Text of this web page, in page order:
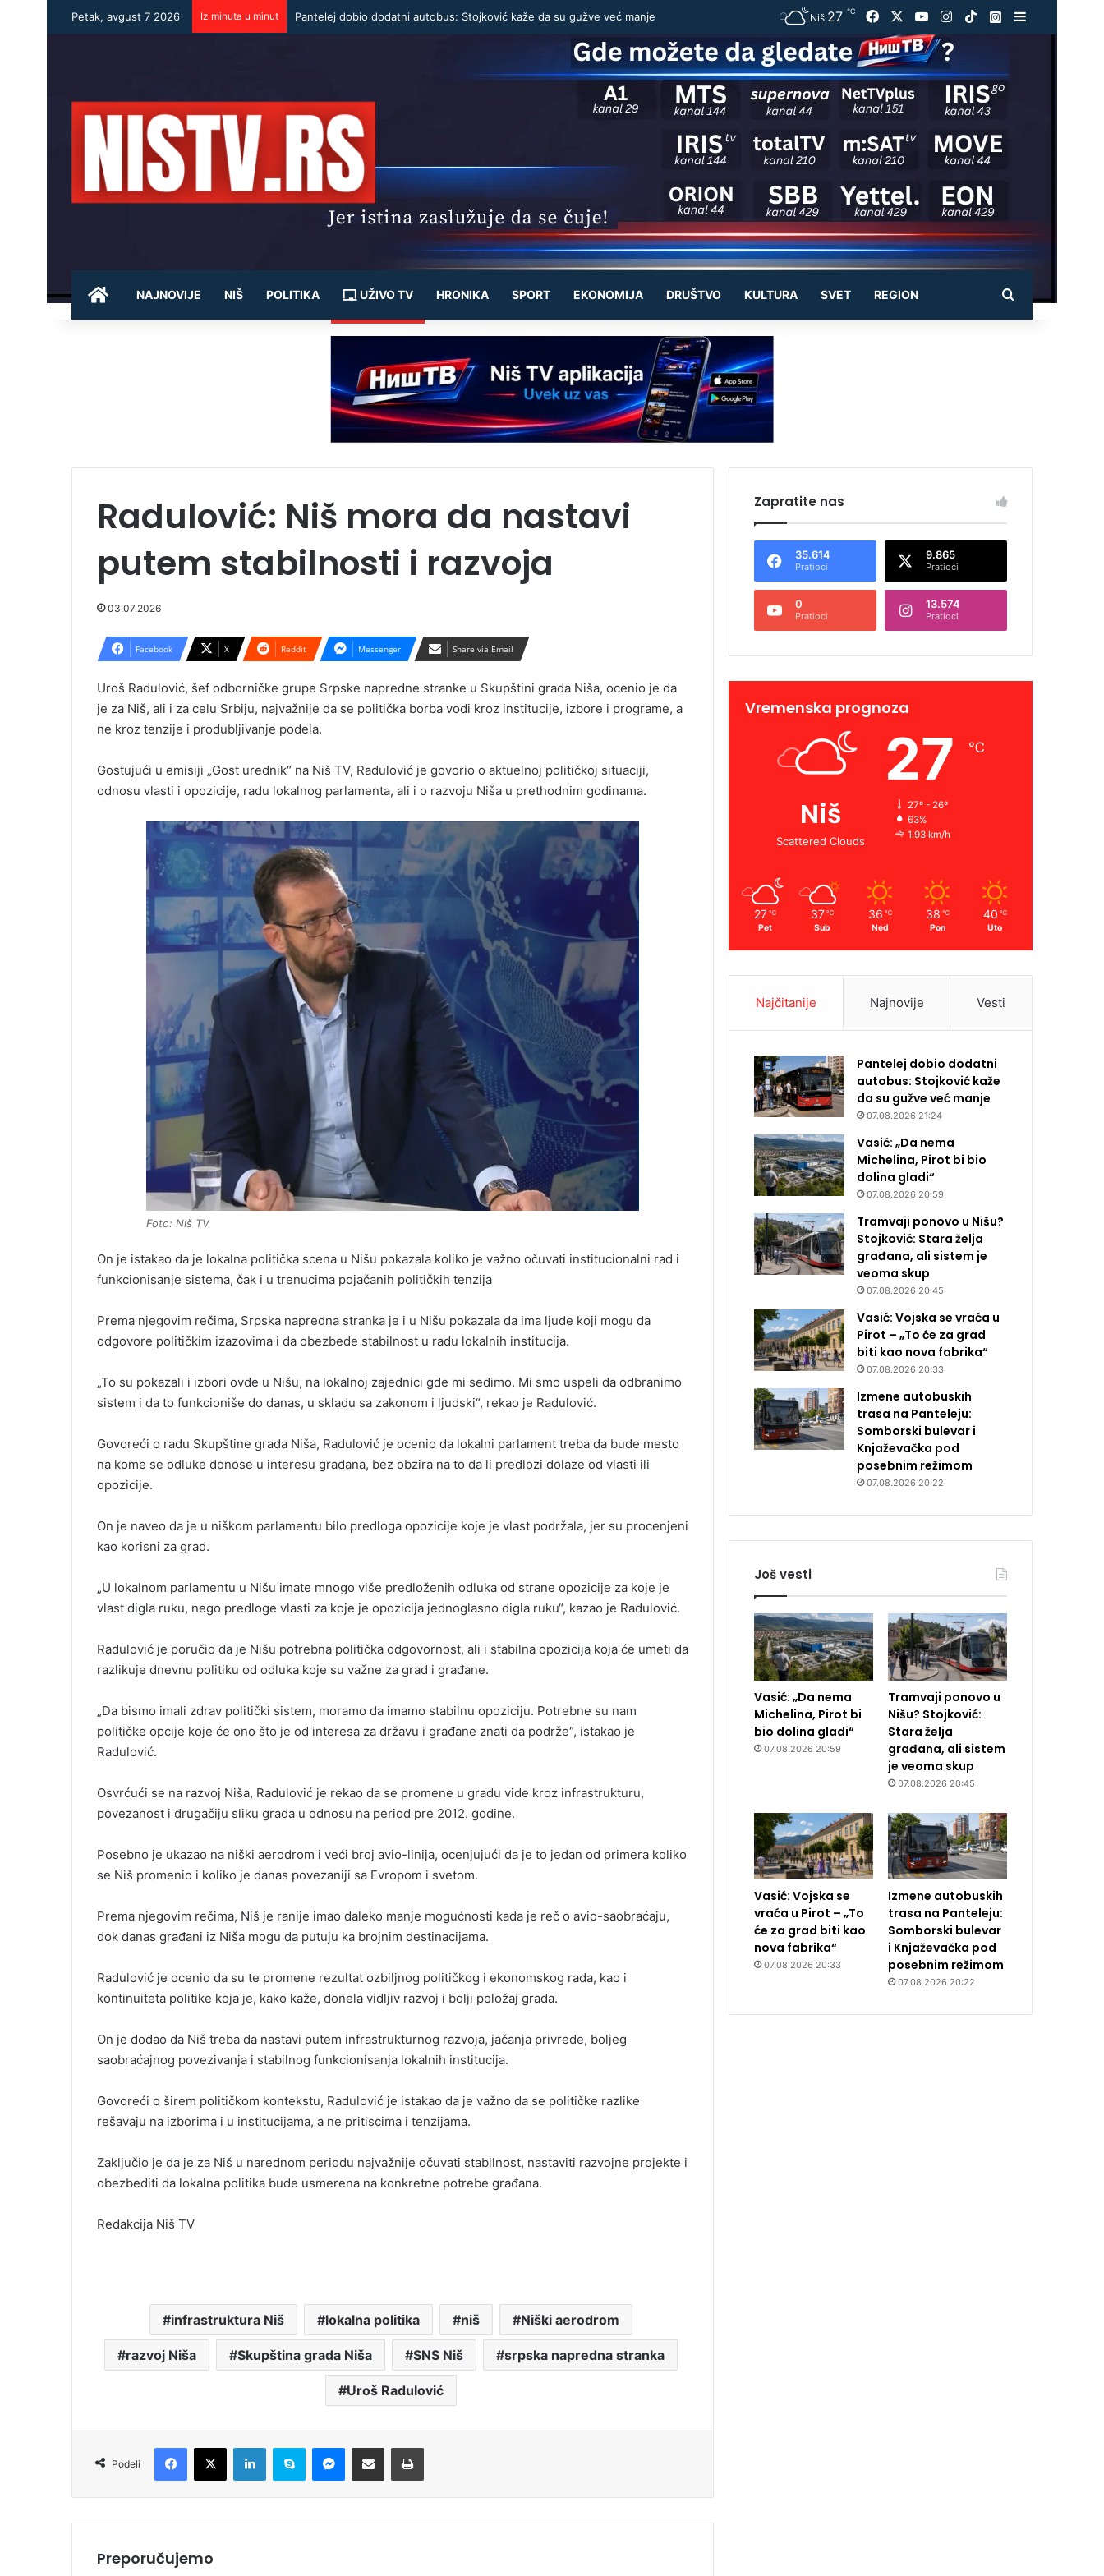
Petak, avgust 7 2026 Iz minuta u minut Pantelej dobio dodatni autobus: Stojković kaže da su gužve već manje Niš 27 ℃ Facebook YouTubeInstagram
TikTokInstagram
POČETNA
NAJNOVIJE NIŠ POLITIKA UŽIVO TV HRONIKA SPORT EKONOMIJA DRUŠTVO KULTURA SVET REGION Pretraži
Radulović: Niš mora da nastavi
putem stabilnosti i razvoja
03.07.2026
Facebook X Reddit Messenger Share via Email
Uroš Radulović, šef odborničke grupe Srpske napredne stranke u Skupštini grada Niša, ocenio je da
je za Niš, ali i za celu Srbiju, najvažnije da se politička borba vodi kroz institucije, izbore i programe, a
ne kroz tenzije i produbljivanje podela.
Gostujući u emisiji „Gost urednik“ na Niš TV, Radulović je govorio o aktuelnoj političkoj situaciji,
odnosu vlasti i opozicije, radu lokalnog parlamenta, ali i o razvoju Niša u prethodnim godinama.
Foto: Niš TV
On je istakao da je lokalna politička scena u Nišu pokazala koliko je važno očuvati institucionalni rad i
funkcionisanje sistema, čak i u trenucima pojačanih političkih tenzija
Prema njegovim rečima, Srpska napredna stranka je i u Nišu pokazala da ima ljude koji mogu da
odgovore političkim izazovima i da obezbede stabilnost u radu lokalnih institucija.
„To su pokazali i izbori ovde u Nišu, na lokalnoj zajednici gde mi sedimo. Mi smo uspeli da odbranimo
sistem i da to funkcioniše do danas, u skladu sa zakonom i ljudski“, rekao je Radulović.
Govoreći o radu Skupštine grada Niša, Radulović je ocenio da lokalni parlament treba da bude mesto
na kome se odluke donose u interesu građana, bez obzira na to da li predlozi dolaze od vlasti ili
opozicije.
On je naveo da je u niškom parlamentu bilo predloga opozicije koje je vlast podržala, jer su procenjeni
kao korisni za grad.
„U lokalnom parlamentu u Nišu imate mnogo više predloženih odluka od strane opozicije za koje je
vlast digla ruku, nego predloge vlasti za koje je opozicija jednoglasno digla ruku“, kazao je Radulović.
Radulović je poručio da je Nišu potrebna politička odgovornost, ali i stabilna opozicija koja će umeti da
razlikuje dnevnu politiku od odluka koje su važne za grad i građane.
„Da bismo imali zdrav politički sistem, moramo da imamo stabilnu opoziciju. Potrebne su nam
političke opcije koje će ono što je od interesa za državu i građane znati da podrže“, istakao je
Radulović.
Osvrćući se na razvoj Niša, Radulović je rekao da se promene u gradu vide kroz infrastrukturu,
povezanost i drugačiju sliku grada u odnosu na period pre 2012. godine.
Posebno je ukazao na niški aerodrom i veći broj avio-linija, ocenjujući da je to jedan od primera koliko
se Niš promenio i koliko je danas povezaniji sa Evropom i svetom.
Prema njegovim rečima, Niš je ranije imao daleko manje mogućnosti kada je reč o avio-saobraćaju,
dok danas građani iz Niša mogu da putuju ka brojnim destinacijama.
Radulović je ocenio da su te promene rezultat ozbiljnog političkog i ekonomskog rada, kao i
kontinuiteta politike koja je, kako kaže, donela vidljiv razvoj i bolji položaj grada.
On je dodao da Niš treba da nastavi putem infrastrukturnog razvoja, jačanja privrede, boljeg
saobraćajnog povezivanja i stabilnog funkcionisanja lokalnih institucija.
Govoreći o širem političkom kontekstu, Radulović je istakao da je važno da se političke razlike
rešavaju na izborima i u institucijama, a ne pritiscima i tenzijama.
Zaključio je da je za Niš u narednom periodu najvažnije očuvati stabilnost, nastaviti razvojne projekte i
obezbediti da lokalna politika bude usmerena na konkretne potrebe građana.
Redakcija Niš TV
infrastruktura Niš lokalna politika niš Niški aerodrom
razvoj Niša Skupština grada Niša SNS Niš srpska napredna stranka
Uroš Radulović
Podeli
Preporučujemo
Zapratite nas
35.614
Pratioci
9.865
Pratioci
0
Pratioci
13.574
Pratioci
Vremenska prognoza
Niš
Scattered Clouds
27 ℃
27º - 26º
63%
1.93 km/h
27 ℃
Pet
37 ℃
Sub
36 ℃
Ned
38 ℃
Pon
40 ℃
Uto
Najčitanije Najnovije Vesti
Pantelej dobio dodatni
autobus: Stojković kaže
da su gužve već manje
07.08.2026 21:24
Vasić: „Da nema
Michelina, Pirot bi bio
dolina gladi“
07.08.2026 20:59
Tramvaji ponovo u Nišu?
Stojković: Stara želja
građana, ali sistem je
veoma skup
07.08.2026 20:45
Vasić: Vojska se vraća u
Pirot – „To će za grad
biti kao nova fabrika“
07.08.2026 20:33
Izmene autobuskih
trasa na Panteleju:
Somborski bulevar i
Knjaževačka pod
posebnim režimom
07.08.2026 20:22
Još vesti
Vasić: „Da nema
Michelina, Pirot bi
bio dolina gladi“
07.08.2026 20:59
Tramvaji ponovo u
Nišu? Stojković:
Stara želja
građana, ali sistem
je veoma skup
07.08.2026 20:45
Vasić: Vojska se
vraća u Pirot – „To
će za grad biti kao
nova fabrika“
07.08.2026 20:33
Izmene autobuskih
trasa na Panteleju:
Somborski bulevar
i Knjaževačka pod
posebnim režimom
07.08.2026 20:22